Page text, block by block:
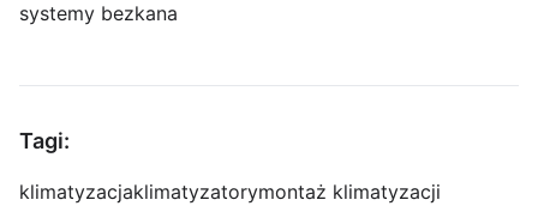
systemy bezkana
Tagi:
klimatyzacjaklimatyzatorymontaż klimatyzacji